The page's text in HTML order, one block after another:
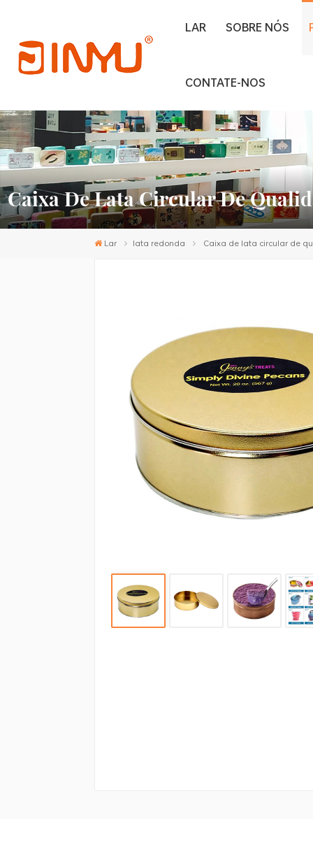
LAR SOBRE NÓS
CONTATE-NOS
Caixa De Lata Circular De
Lar lata redonda Caixa de lata circular de